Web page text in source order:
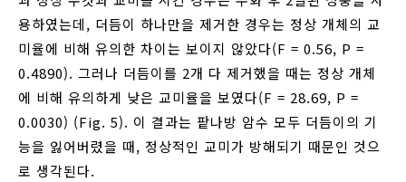
용하였는데, 더듬이 하나만을 제거한 경우는 정상 개체의 교
미율에 비해 유의한 차이는 보이지 않았다(F = 0.56, P =
0.4890). 그러나 더듬이를 2개 다 제거했을 때는 정상 개체
에 비해 유의하게 낮은 교미율을 보였다(F = 28.69, P =
0.0030) (Fig. 5). 이 결과는 팥나방 암수 모두 더듬이의 기
능을 잃어버렸을 때, 정상적인 교미가 방해되기 때문인 것으
로 생각된다.